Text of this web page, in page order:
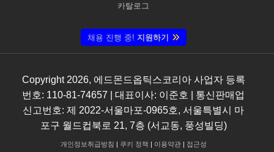
카탈로그
채용 진행 중! 지원하기
Copyright 2026, 에드몬드옵틱스코리아 사업자 등록
번호: 110-81-74657 | 대표이사: 이준호 | 통신판매업
신고번호: 제 2022-서울마포-0965호, 서울특별시 마
포구 월드컵북로 21, 7층 (서교동, 풍성빌딩)
개인정보취급방침 | 쿠키 정책 | 이용약관| 접근성